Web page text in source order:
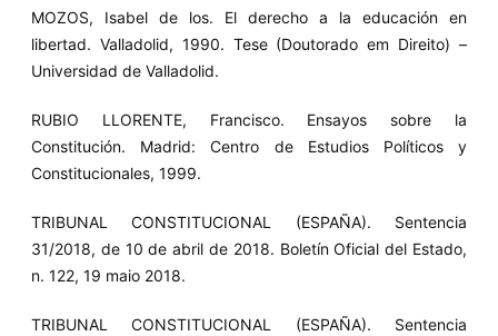
MOZOS, Isabel de los. El derecho a la educación en
libertad. Valladolid, 1990. Tese (Doutorado em Direito) –
Universidad de Valladolid.
RUBIO LLORENTE, Francisco. Ensayos sobre la
Constitución. Madrid: Centro de Estudios Políticos y
Constitucionales, 1999.
TRIBUNAL CONSTITUCIONAL (ESPAÑA). Sentencia
31/2018, de 10 de abril de 2018. Boletín Oficial del Estado,
n. 122, 19 maio 2018.
TRIBUNAL CONSTITUCIONAL (ESPAÑA). Sentencia